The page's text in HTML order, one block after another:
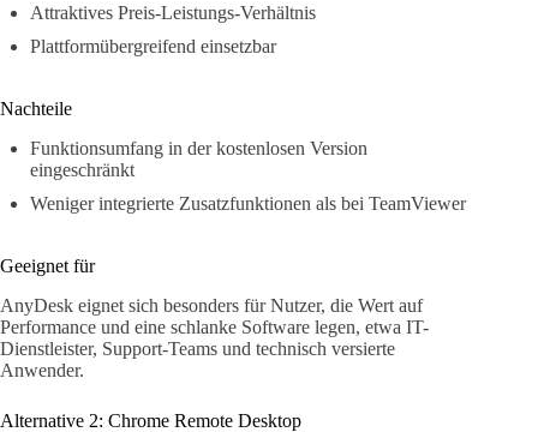
Attraktives Preis-Leistungs-Verhältnis
Plattformübergreifend einsetzbar
Nachteile
Funktionsumfang in der kostenlosen Version
eingeschränkt
Weniger integrierte Zusatzfunktionen als bei TeamViewer
Geeignet für
AnyDesk eignet sich besonders für Nutzer, die Wert auf
Performance und eine schlanke Software legen, etwa IT-
Dienstleister, Support-Teams und technisch versierte
Anwender.
Alternative 2: Chrome Remote Desktop